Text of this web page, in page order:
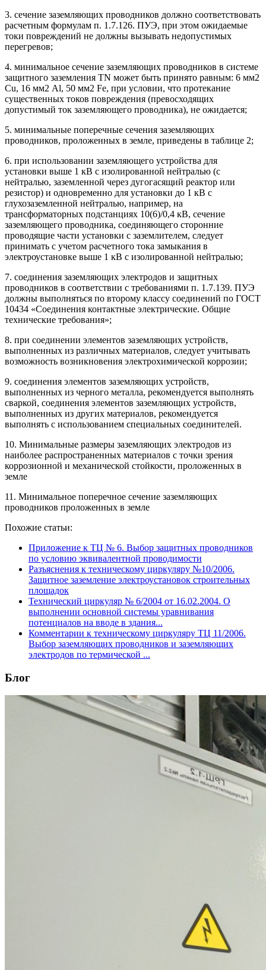
3. сечение заземляющих проводников должно соответствовать
расчетным формулам п. 1.7.126. ПУЭ, при этом ожидаемые
токи повреждений не должны вызывать недопустимых
перегревов;
4. минимальное сечение заземляющих проводников в системе
защитного заземления TN может быть принято равным: 6 мм2
Cu, 16 мм2 Al, 50 мм2 Fe, при условии, что протекание
существенных токов повреждения (превосходящих
допустимый ток заземляющего проводника), не ожидается;
5. минимальные поперечные сечения заземляющих
проводников, проложенных в земле, приведены в таблице 2;
6. при использовании заземляющего устройства для
установки выше 1 кВ с изолированной нейтралью (с
нейтралью, заземленной через дугогасящий реактор или
резистор) и одновременно для установки до 1 кВ с
глухозаземленной нейтралью, например, на
трансформаторных подстанциях 10(6)/0,4 кВ, сечение
заземляющего проводника, соединяющего сторонние
проводящие части установки с заземлителем, следует
принимать с учетом расчетного тока замыкания в
электроустановке выше 1 кВ с изолированной нейтралью;
7. соединения заземляющих электродов и защитных
проводников в соответствии с требованиями п. 1.7.139. ПУЭ
должны выполняться по второму классу соединений по ГОСТ
10434 «Соединения контактные электрические. Общие
технические требования»;
8. при соединении элементов заземляющих устройств,
выполненных из различных материалов, следует учитывать
возможность возникновения электрохимической коррозии;
9. соединения элементов заземляющих устройств,
выполненных из черного металла, рекомендуется выполнять
сваркой, соединения элементов заземляющих устройств,
выполненных из других материалов, рекомендуется
выполнять с использованием специальных соединителей.
10. Минимальные размеры заземляющих электродов из
наиболее распространенных материалов с точки зрения
коррозионной и механической стойкости, проложенных в
земле
11. Минимальное поперечное сечение заземляющих
проводников проложенных в земле
Похожие статьи:
Приложение к ТЦ № 6. Выбор защитных проводников
по условию эквивалентной проводимости
Разъяснения к техническому циркуляру №10/2006.
Защитное заземление электроустановок строительных
площадок
Технический циркуляр № 6/2004 от 16.02.2004. О
выполнении основной системы уравнивания
потенциалов на вводе в здания...
Комментарии к техническому циркуляру ТЦ 11/2006.
Выбор заземляющих проводников и заземляющих
электродов по термической ...
Блог